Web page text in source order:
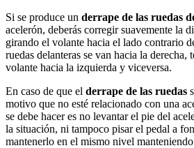
Si se produce un derrape de las ruedas
acelerón, deberás corregir suavemente la
girando el volante hacia el lado contrario
ruedas delanteras se van hacia la derecha,
volante hacia la izquierda y viceversa.
En caso de que el derrape de las ruedas
motivo que no esté relacionado con una
se debe hacer es no levantar el pie del
la situación, ni tampoco pisar el pedal a
mantenerlo en el mismo nivel